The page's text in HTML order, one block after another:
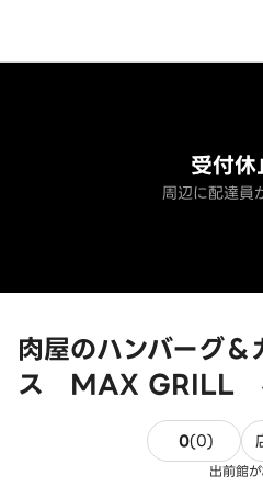
肉屋のハンバーグ
ス MAX GRILL
受付
周辺に配達員
0(0) 0件
出前館